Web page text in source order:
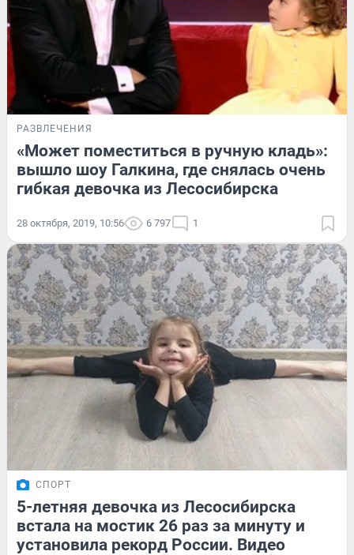
РАЗВЛЕЧЕНИЯ
«Может поместиться в ручную кладь»:
вышло шоу Галкина, где снялась очень
гибкая девочка из Лесосибирска
28 октября, 2019, 10:56 6 797 1
СПОРТ
5-летняя девочка из Лесосибирска
встала на мостик 26 раз за минуту и
установила рекорд России. Видео